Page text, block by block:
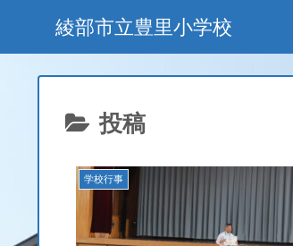
綾部市立豊里小学校
投稿
学校行事